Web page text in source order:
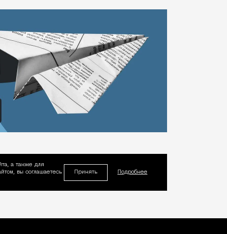
а также для
вы соглашаетесь
Принять Подробнее